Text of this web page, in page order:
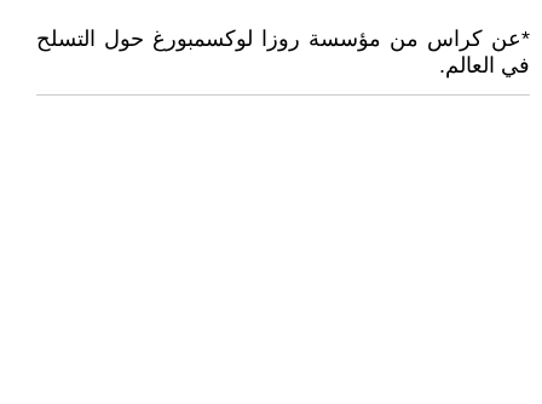
*عن كراس من مؤسسة روزا لوكسمبورغ حول التسلح
في العالم.